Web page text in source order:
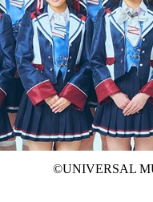
©UNIVERSAL